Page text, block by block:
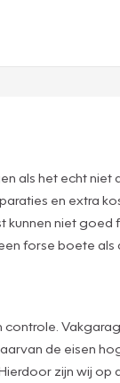
als het echt
en extra
niet
forse boete
de eisen
zijn wij op